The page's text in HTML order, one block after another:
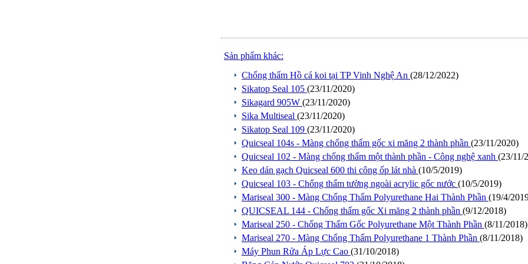
Sản phẩm khác:
Chống thấm Hồ cá koi tại TP Vinh Nghệ An (28/12/2022)
Sikatop Seal 105 (23/11/2020)
Sikagard 905W (23/11/2020)
Sika Multiseal (23/11/2020)
Sikatop Seal 109 (23/11/2020)
Quicseal 104s - Màng chống thấm gốc xi măng 2 thành phần (23/11/2020)
Quicseal 102 - Màng chống thấm một thành phần - Công nghệ xanh (23/11/
Keo dán gạch Quicseal 600 thi công ốp lát nhà (10/5/2019)
Quicseal 103 - Chống thấm tường ngoài acrylic gốc nước (10/5/2019)
Mariseal 300 - Màng Chống Thấm Polyurethane Hai Thành Phần (19/4/
QUICSEAL 144 - Chống thấm gốc Xi măng 2 thành phần (9/12/2018)
Mariseal 250 - Chống Thấm Gốc Polyurethane Một Thành Phần (8/11/2018)
Mariseal 270 - Màng Chống Thấm Polyurethane 1 Thành Phần (8/11/2018)
Máy Phun Rửa Áp Lực Cao (31/10/2018)